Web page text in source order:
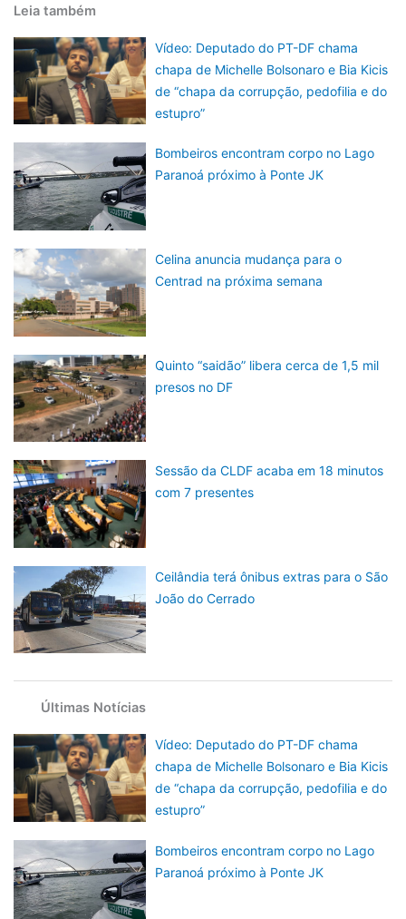
Leia também
Vídeo: Deputado do PT-DF chama
chapa de Michelle Bolsonaro e Bia Kicis
de “chapa da corrupção, pedofilia e do
estupro”
Bombeiros encontram corpo no Lago
Paranoá próximo à Ponte JK
Celina anuncia mudança para o
Centrad na próxima semana
Quinto “saidão” libera cerca de 1,5 mil
presos no DF
Sessão da CLDF acaba em 18 minutos
com 7 presentes
Ceilândia terá ônibus extras para o São
João do Cerrado
Últimas Notícias
Vídeo: Deputado do PT-DF chama
chapa de Michelle Bolsonaro e Bia Kicis
de “chapa da corrupção, pedofilia e do
estupro”
Bombeiros encontram corpo no Lago
Paranoá próximo à Ponte JK